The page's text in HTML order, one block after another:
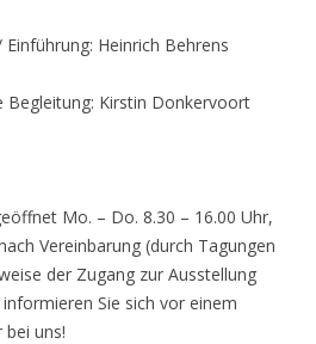
Heinrich Behrens
Begleitung: Kirstin Donkervoort
Mo. – Do. 8.30 – 16.00 Uhr,
Vereinbarung (durch Tagungen
der Zugang zur Ausstellung
Sie sich vor einem
bei uns!